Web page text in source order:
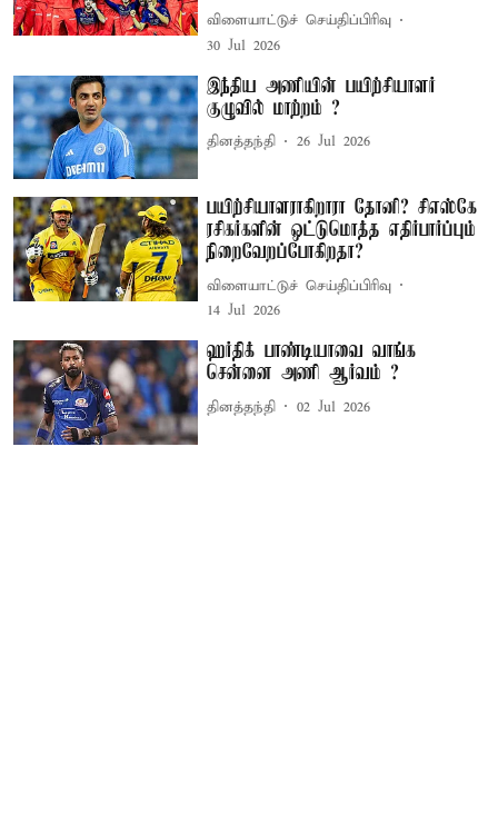
விளையாட்டுச் செய்திப்பிரிவு
30 Jul 2026
இந்திய அணியின் பயிற்சியாளர்
குழுவில் மாற்றம் ?
தினத்தந்தி 26 Jul 2026
பயிற்சியாளராகிறாரா தோனி? சிஎஸ்கே
ரசிகர்களின் ஒட்டுமொத்த எதிர்பார்ப்பும்
நிறைவேறப்போகிறதா?
விளையாட்டுச் செய்திப்பிரிவு
14 Jul 2026
ஹர்திக் பாண்டியாவை வாங்க
சென்னை அணி ஆர்வம் ?
தினத்தந்தி 02 Jul 2026